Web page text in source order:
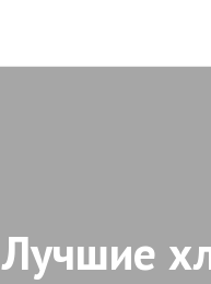
Лучшие